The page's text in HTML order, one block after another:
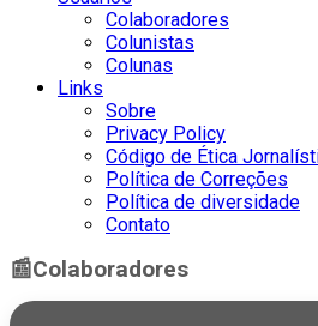
Colaboradores
Colunistas
Colunas
Links
Sobre
Privacy Policy
Código de Ética
Política de Correções
Política de diversidade
Contato
📰Colaboradores